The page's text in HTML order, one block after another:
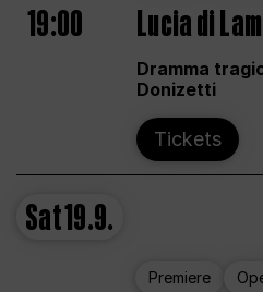
19:00 Lucia di
Dramma
Donizetti
Tickets
Sat19.9.
Premiere